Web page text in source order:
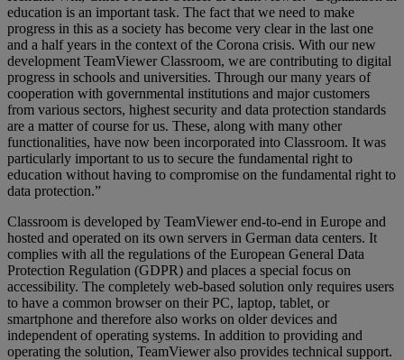
education is an important task. The fact that we need to make
progress in this as a society has become very clear in the last one
and a half years in the context of the Corona crisis. With our new
development TeamViewer Classroom, we are contributing to digital
progress in schools and universities. Through our many years of
cooperation with governmental institutions and major customers
from various sectors, highest security and data protection standards
are a matter of course for us. These, along with many other
functionalities, have now been incorporated into Classroom. It was
particularly important to us to secure the fundamental right to
education without having to compromise on the fundamental right to
data protection.”
Classroom is developed by TeamViewer end-to-end in Europe and
hosted and operated on its own servers in German data centers. It
complies with all the regulations of the European General Data
Protection Regulation (GDPR) and places a special focus on
accessibility. The completely web-based solution only requires users
to have a common browser on their PC, laptop, tablet, or
smartphone and therefore also works on older devices and
independent of operating systems. In addition to providing and
operating the solution, TeamViewer also provides technical support.